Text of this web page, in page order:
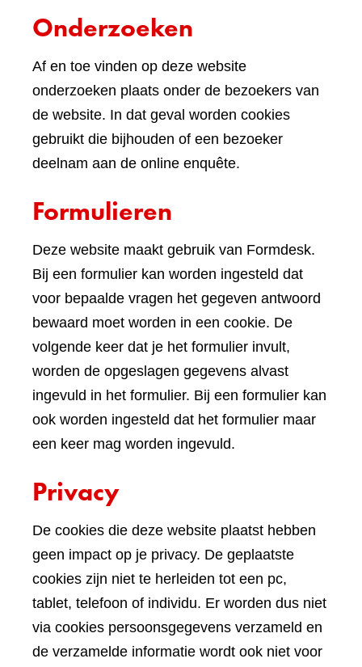
Onderzoeken
Af en toe vinden op deze website
onderzoeken plaats onder de bezoekers van
de website. In dat geval worden cookies
gebruikt die bijhouden of een bezoeker
deelnam aan de online enquête.
Formulieren
Deze website maakt gebruik van Formdesk.
Bij een formulier kan worden ingesteld dat
voor bepaalde vragen het gegeven antwoord
bewaard moet worden in een cookie. De
volgende keer dat je het formulier invult,
worden de opgeslagen gegevens alvast
ingevuld in het formulier. Bij een formulier kan
ook worden ingesteld dat het formulier maar
een keer mag worden ingevuld.
Privacy
De cookies die deze website plaatst hebben
geen impact op je privacy. De geplaatste
cookies zijn niet te herleiden tot een pc,
tablet, telefoon of individu. Er worden dus niet
via cookies persoonsgegevens verzameld en
de verzamelde informatie wordt ook niet voor